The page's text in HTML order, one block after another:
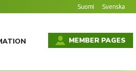
Suomi Svenska
MEMBER PAGES